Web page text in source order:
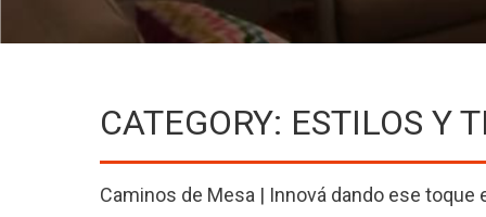
CATEGORY: ESTILOS Y
Caminos de Mesa | Innová dando ese toque